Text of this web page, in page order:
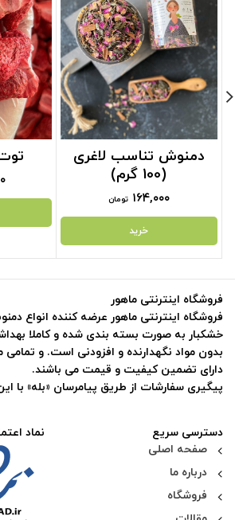
دمنوش تناسب لاغری
(100 گرم)
۱۶۴,۰۰۰ تومان
خرید
نماد
دسترسی سریع
صفحه اصلی
درباره ما
فروشگاه
فروشگاه اینترنتی ماهور
فروشگاه اینترنتی ماهور عرضه کننده انواع
خشکبار به صورت بسته بندی شده و کاملا
بدون مواد نگهدارنده و افزودنی است. و
دارای تضمین کیفیت و قیمت می باشند.
پیگیری سفارشات از طریق پیامرسان «بله» با این شماره